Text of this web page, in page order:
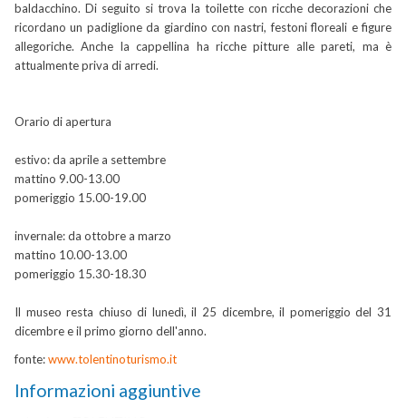
baldacchino. Di seguito si trova la toilette con ricche decorazioni che
ricordano un padiglione da giardino con nastri, festoni floreali e figure
allegoriche. Anche la cappellina ha ricche pitture alle pareti, ma è
attualmente priva di arredi.
Orario di apertura
estivo: da aprile a settembre
mattino 9.00-13.00
pomeriggio 15.00-19.00
invernale: da ottobre a marzo
mattino 10.00-13.00
pomeriggio 15.30-18.30
Il museo resta chiuso di lunedì, il 25 dicembre, il pomeriggio del 31
dicembre e il primo giorno dell'anno.
fonte:www.tolentinoturismo.it
Informazioni aggiuntive